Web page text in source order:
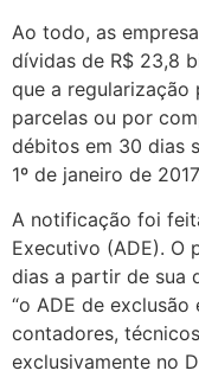
Ao todo, as
dívidas de R$ 23,8
que a regularização
parcelas ou por
débitos em 30 dias
1º de janeiro de
A notificação foi
Executivo (ADE). O
dias a partir de sua
“o ADE de
contadores,
exclusivamente no